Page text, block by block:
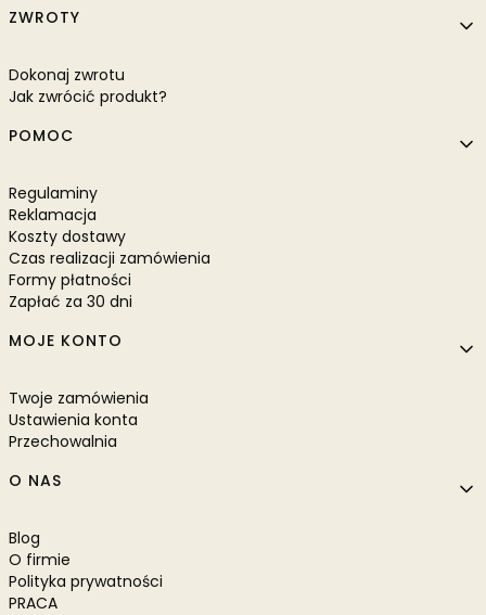
Linki w stopce
ZWROTY
Dokonaj zwrotu
Jak zwrócić produkt?
POMOC
Regulaminy
Reklamacja
Koszty dostawy
Czas realizacji zamówienia
Formy płatności
Zapłać za 30 dni
MOJE KONTO
Twoje zamówienia
Ustawienia konta
Przechowalnia
O NAS
Blog
O firmie
Polityka prywatności
PRACA